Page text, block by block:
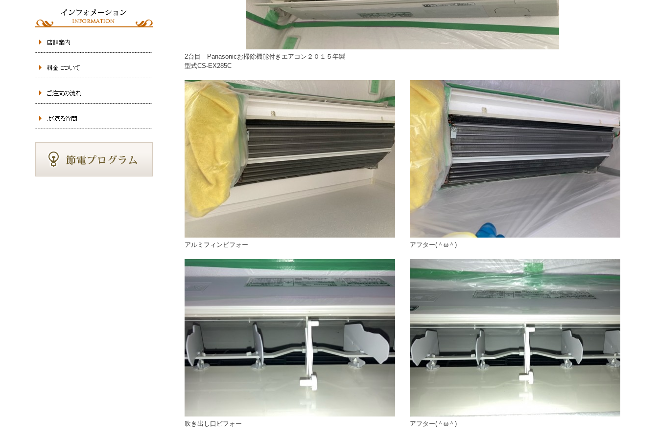
2台目 Panasonicお掃除機能付きエアコン２０１５年製
型式CS-EX285C
アルミフィンビフォー アフター(＾ω＾)
吹き出し口ビフォー アフター(＾ω＾)